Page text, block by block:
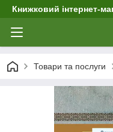
Книжковий інтернет-
Товари та послуги